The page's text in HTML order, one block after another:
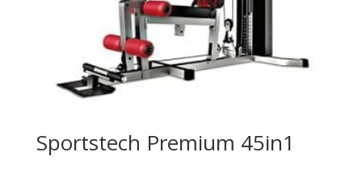
Sportstech Premium 45in1